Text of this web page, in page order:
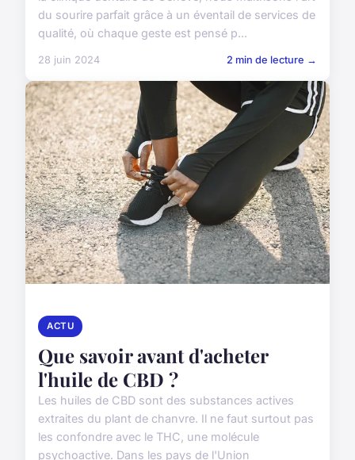
du sourire parfait grâce à un éventail de services de
qualité, où chaque geste est pensé p...
28 juin 2024 2 min de lecture →
ACTU
Que savoir avant d'acheter
l'huile de CBD ?
Les huiles de CBD sont des substances actives
extraites du plant de chanvre. Il ne faut surtout pas
les confondre avec le THC, une molécule
psychoactive. Dans les pays de l'Union